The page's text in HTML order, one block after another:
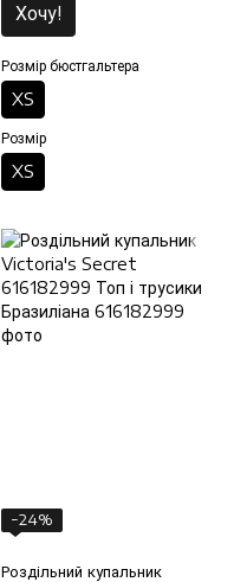
Хочу!
Розмір бюстгальтера
XS
Розмір
XS
−24%
Роздільний купальник